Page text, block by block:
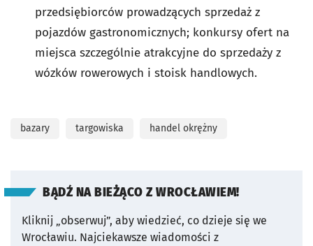
przedsiębiorców prowadzących sprzedaż z
pojazdów gastronomicznych; konkursy ofert na
miejsca szczególnie atrakcyjne do sprzedaży z
wózków rowerowych i stoisk handlowych.
bazary targowiska handel okrężny
BĄDŹ NA BIEŻĄCO Z WROCŁAWIEM!
Kliknij „obserwuj”, aby wiedzieć, co dzieje się we
Wrocławiu. Najciekawsze wiadomości z